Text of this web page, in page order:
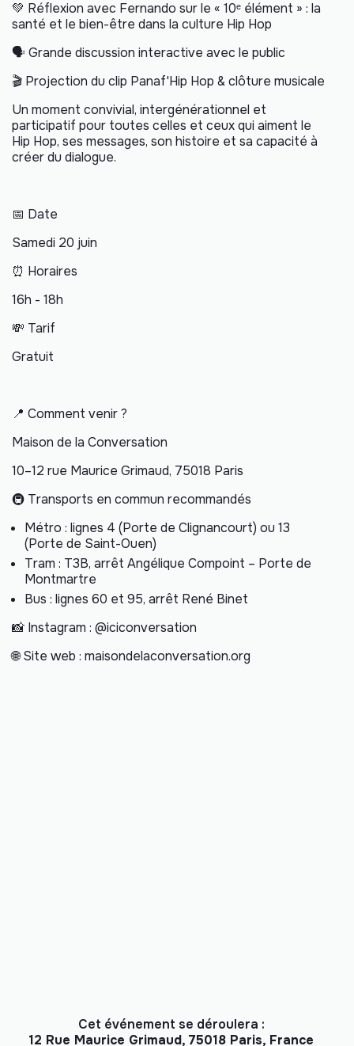
💚 Réflexion avec Fernando sur le « 10ᵉ élément » : la
santé et le bien-être dans la culture Hip Hop
🗣️ Grande discussion interactive avec le public
🎬 Projection du clip Panaf'Hip Hop & clôture musicale
Un moment convivial, intergénérationnel et
participatif pour toutes celles et ceux qui aiment le
Hip Hop, ses messages, son histoire et sa capacité à
créer du dialogue.
📅 Date
Samedi 20 juin
⏰ Horaires
16h - 18h
💸 Tarif
Gratuit
📍 Comment venir ?
Maison de la Conversation
10–12 rue Maurice Grimaud, 75018 Paris
🚇 Transports en commun recommandés
Métro : lignes 4 (Porte de Clignancourt) ou 13
(Porte de Saint-Ouen)
Tram : T3B, arrêt Angélique Compoint – Porte de
Montmartre
Bus : lignes 60 et 95, arrêt René Binet
📸 Instagram : @iciconversation
🌐 Site web : maisondelaconversation.org
Cet événement se déroulera :
12 Rue Maurice Grimaud, 75018 Paris, France